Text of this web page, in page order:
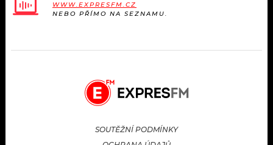
WWW.EXPRESFM.CZ
NEBO PŘÍMO NA SEZNAMU.
SOUTĚŽNÍ PODMÍNKY